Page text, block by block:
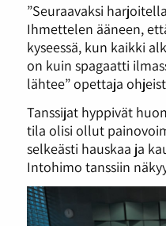
”Seuraavaksi
Ihmettelen ääneen,
kyseessä, kun kaikki
on kuin spagaatti
lähtee” opettaja
Tanssijat hyppivät
tila olisi ollut
selkeästi hauskaa ja
Intohimo tanssiin